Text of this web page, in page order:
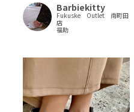
Barbiekitty
Fukuske Outlet 南町田
店
福助